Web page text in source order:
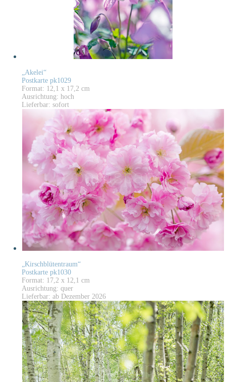
„Akelei“
Postkarte pk1029
Format: 12,1 x 17,2 cm
Ausrichtung: hoch
Lieferbar: sofort
„Kirschblütentraum“
Postkarte pk1030
Format: 17,2 x 12,1 cm
Ausrichtung: quer
Lieferbar: ab Dezember 2026